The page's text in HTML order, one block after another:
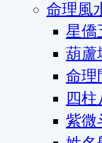
命理風
星僑
葫蘆
命理
四
紫微